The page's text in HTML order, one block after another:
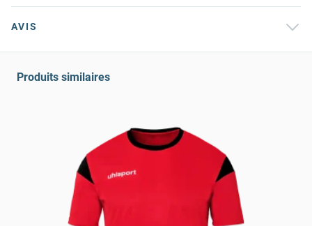
AVIS
Produits similaires